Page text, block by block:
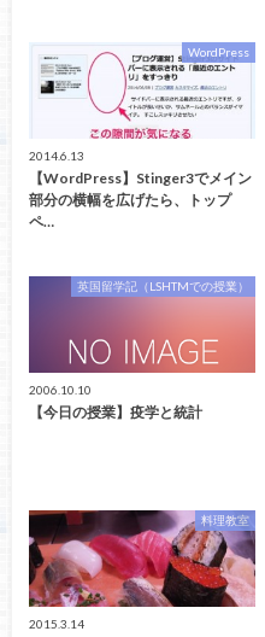
WordPress
2014.6.13
【WordPress】Stinger3でメイン
部分の横幅を広げたら、トップ
ペ…
英国留学記（LSHTMでの授業）
2006.10.10
【今日の授業】疫学と統計
料理教室
2015.3.14